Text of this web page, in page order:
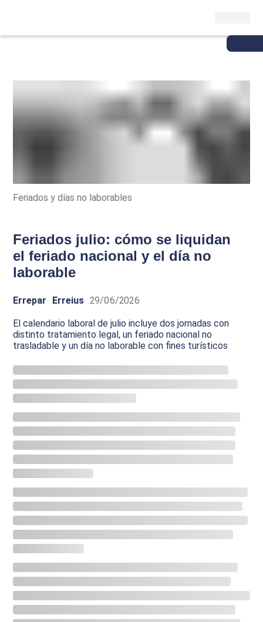
Feriados y días no laborables
Feriados julio: cómo se liquidan
el feriado nacional y el día no
laborable
Errepar Erreius 29/06/2026
El calendario laboral de julio incluye dos jornadas con
distinto tratamiento legal, un feriado nacional no
trasladable y un día no laborable con fines turísticos